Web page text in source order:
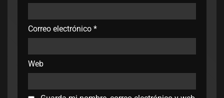
Correo electrónico *
Web